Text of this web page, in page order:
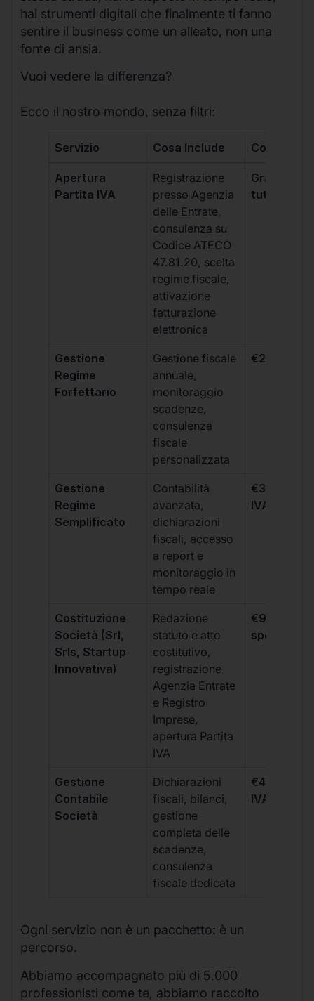
hai strumenti digitali che finalmente ti fanno
sentire il business come un alleato, non una
fonte di ansia.
Vuoi vedere la differenza?
Ecco il nostro mondo, senza filtri:
Servizio Cosa Include Costo
Apertura
Partita IVA
Registrazione
presso Agenzia
delle Entrate,
consulenza su
Codice ATECO
47.81.20, scelta
regime fiscale,
attivazione
fatturazione
elettronica
Gratis,
tutti i piani
Gestione
Regime
Forfettario
Gestione fiscale
annuale,
monitoraggio
scadenze,
consulenza
fiscale
personalizzata
€264 +
Gestione
Regime
Semplificato
Contabilità
avanzata,
dichiarazioni
fiscali, accesso
a report e
monitoraggio in
tempo reale
€333 +
IVA/
Costituzione
Società (Srl,
Srls, Startup
Innovativa)
Redazione
statuto e atto
costitutivo,
registrazione
Agenzia Entrate
e Registro
Imprese,
apertura Partita
IVA
€99 + IVA
spese
Gestione
Contabile
Società
Dichiarazioni
fiscali, bilanci,
gestione
completa delle
scadenze,
consulenza
fiscale dedicata
€499 +
IVA/
Ogni servizio non è un pacchetto: è un
percorso.
Abbiamo accompagnato più di 5.000
professionisti come te, abbiamo raccolto